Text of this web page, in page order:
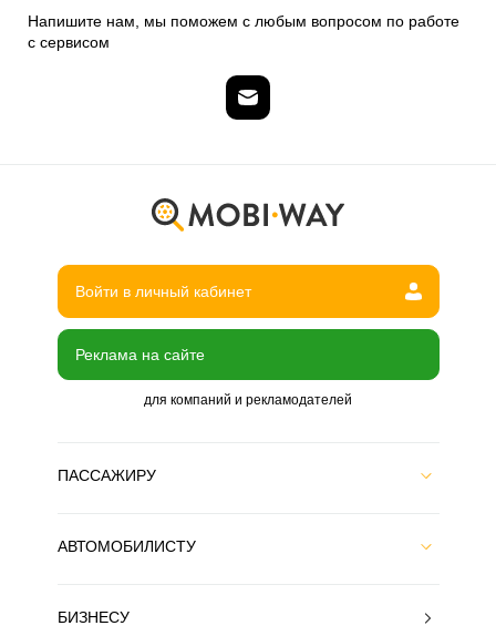
Напишите нам, мы поможем с любым вопросом по работе
с сервисом
Войти в личный кабинет
Реклама на сайте
для компаний и рекламодателей
ПАССАЖИРУ
АВТОМОБИЛИСТУ
БИЗНЕСУ